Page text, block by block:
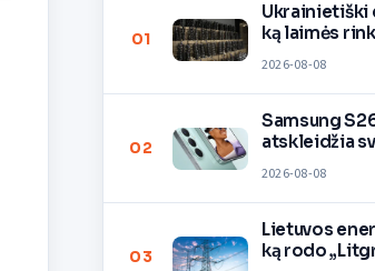
01
Ukrainietiški
ką laimės
2026-08-08
02
Samsung
atskleidžia
2026-08-08
03
Lietuvos
ką rodo